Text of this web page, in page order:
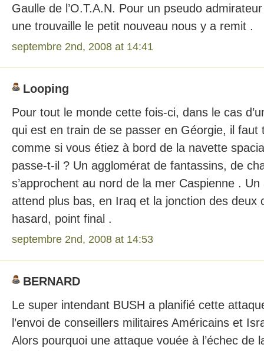
Gaulle de l’O.T.A.N. Pour un pseudo
une trouvaille le petit nouveau nous y a remit .
septembre 2nd, 2008 at 14:41
Looping
Pour tout le monde cette fois-ci, dans le cas
qui est en train de se passer en Géorgie, il faut
comme si vous étiez à bord de la navette
passe-t-il ? Un agglomérat de fantassins, de
s’approchent au nord de la mer Caspienne .
attend plus bas, en Iraq et la jonction des deux
hasard, point final .
septembre 2nd, 2008 at 14:53
BERNARD
Le super intendant BUSH a planifié cette
l’envoi de conseillers militaires Américains et
Alors pourquoi une attaque vouée à l’échec de